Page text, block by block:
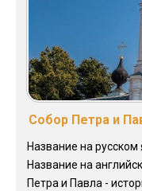
Собор Петра и
Название на
Название на
Петра и Павла -